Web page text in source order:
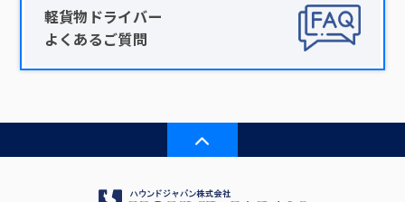
軽貨物ドライバー
よくあるご質問